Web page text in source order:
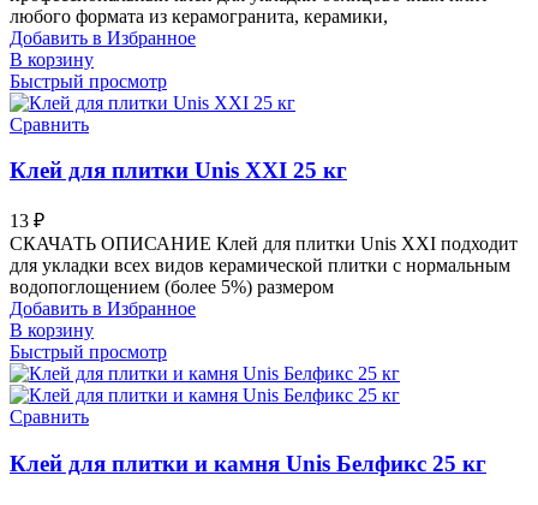
любого формата из керамогранита, керамики,
Добавить в Избранное
В корзину
Быстрый просмотр
Сравнить
Клей для плитки Unis XXI 25 кг
13 ₽
СКАЧАТЬ ОПИСАНИЕ Клей для плитки Unis XXI подходит
для укладки всех видов керамической плитки с нормальным
водопоглощением (более 5%) размером
Добавить в Избранное
В корзину
Быстрый просмотр
Сравнить
Клей для плитки и камня Unis Белфикс 25 кг